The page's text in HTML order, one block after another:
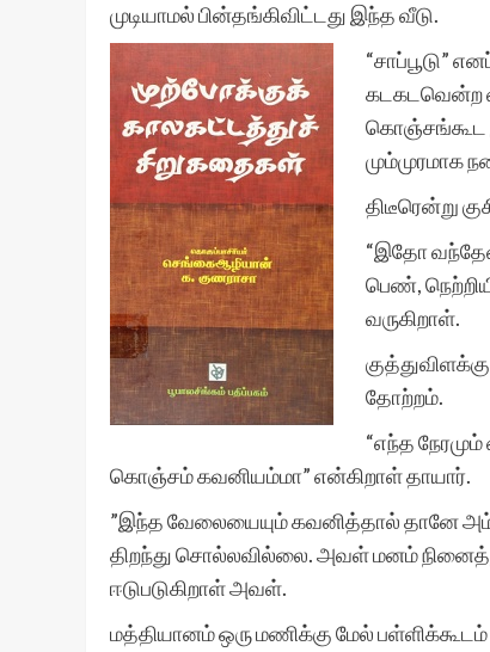
முடியாமல் பின்தங்கிவிட்டது இந்த வீடு.
“சாப்பூடு”
கடகடவென்ற
கொஞ்சங்கூட
மும்முரமாக
திடீரென்று
“இதோ வந்தேன்
பெண்,
வருகிறாள்.
தோற்றம்.
“எந்த
கொஞ்சம் கவனியம்மா” என்கிறாள் தாயார்.
”இந்த வேலையையும் கவனித்தால் தானே
திறந்து சொல்லவில்லை. அவள் மனம்
ஈடுபடுகிறாள் அவள்.
மத்தியானம் ஒரு மணிக்கு மேல் பள்ளிக்கூடம்